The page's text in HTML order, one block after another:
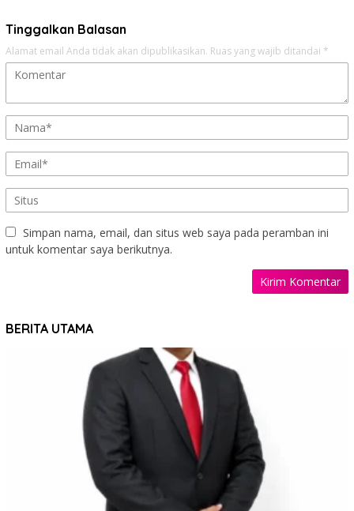
Tinggalkan Balasan
Alamat email Anda tidak akan dipublikasikan. Ruas yang wajib ditandai *
Simpan nama, email, dan situs web saya pada peramban ini
untuk komentar saya berikutnya.
BERITA UTAMA